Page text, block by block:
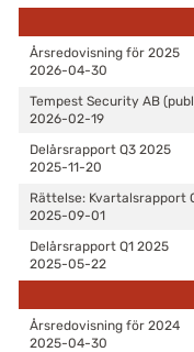
Årsredovisning för 2025
2026-04-30
Tempest Security AB
2026-02-19
Delårsrapport Q3 2025
2025-11-20
Rättelse: Kvartalsrapport
2025-09-01
Delårsrapport Q1 2025
2025-05-22
Årsredovisning för 2024
2025-04-30